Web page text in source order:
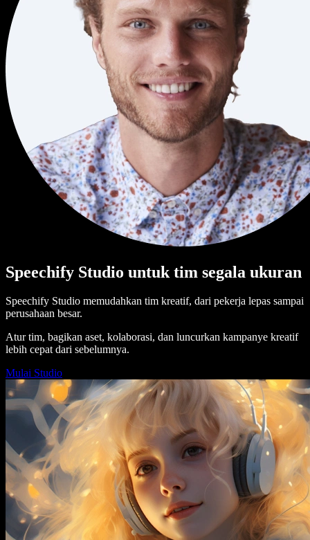
Speechify Studio untuk tim segala ukuran
Speechify Studio memudahkan tim kreatif, dari pekerja lepas sampai
perusahaan besar.
Atur tim, bagikan aset, kolaborasi, dan luncurkan kampanye kreatif
lebih cepat dari sebelumnya.
Mulai Studio